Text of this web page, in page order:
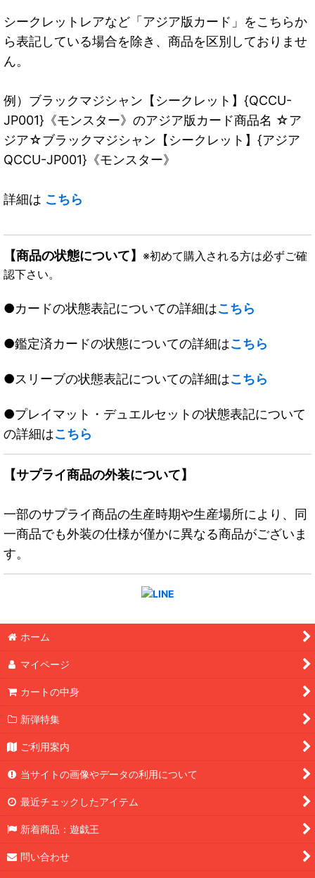
シークレットレアなど「アジア版カード」をこちらか
ら表記している場合を除き、商品を区別しておりませ
ん。
例）ブラックマジシャン【シークレット】{QCCU-
JP001}《モンスター》のアジア版カード商品名 ☆ア
ジア☆ブラックマジシャン【シークレット】{アジア
QCCU-JP001}《モンスター》
詳細は こちら
【商品の状態について】 ※初めて購入される方は必ずご確
認下さい。
●カードの状態表記についての詳細はこちら
●鑑定済カードの状態についての詳細はこちら
●スリーブの状態表記についての詳細はこちら
●プレイマット・デュエルセットの状態表記について
の詳細はこちら
【サプライ商品の外装について】
一部のサプライ商品の生産時期や生産場所により、同
一商品でも外装の仕様が僅かに異なる商品がございま
す。
ホーム
マイページ
カートの中身
新弾特集
ご利用案内
当サイトの画像やデータの利用について
最近チェックしたアイテム
新着商品：遊戯王
問い合わせ